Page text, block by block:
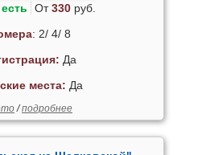
От330руб.
: 2/ 4/ 8
Да
места: Да
/подробнее